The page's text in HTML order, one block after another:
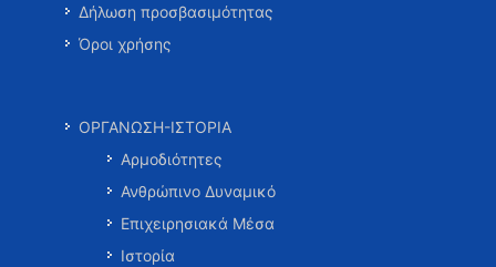
Δήλωση προσβασιμότητας
Όροι χρήσης
ΟΡΓΑΝΩΣΗ-ΙΣΤΟΡΙΑ
Αρμοδιότητες
Ανθρώπινο Δυναμικό
Επιχειρησιακά Μέσα
Ιστορία